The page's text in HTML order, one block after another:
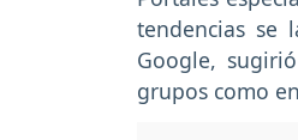
tendencias se
Google,
grupos como en